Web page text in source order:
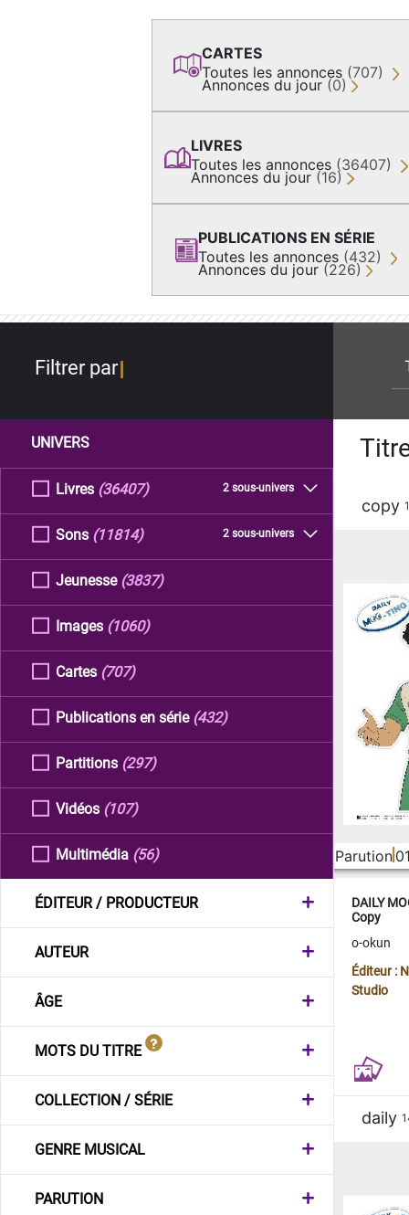
CARTES
Toutes les annonces (707)
Annonces du jour (0)
LIVRES
Toutes les annonces (36407)
Annonces du jour (16)
PUBLICATIONS EN SÉRIE
Toutes les annonces (432)
Annonces du jour (226)
Filtrer par
UNIVERS
Livres 2 sous-univers
(36407)
Sons 2 sous-univers
(11814)
Jeunesse (3837)
Images (1060)
Cartes (707)
Publications en série (432)
Partitions (297)
Vidéos (107)
Multimédia (56)
ÉDITEUR / PRODUCTEUR
AUTEUR
ÂGE
MOTS DU TITRE
COLLECTION / SÉRIE
GENRE MUSICAL
PARUTION
copy
Parution
DAILY
Copy
o-okun
Éditeur :
Studio
daily